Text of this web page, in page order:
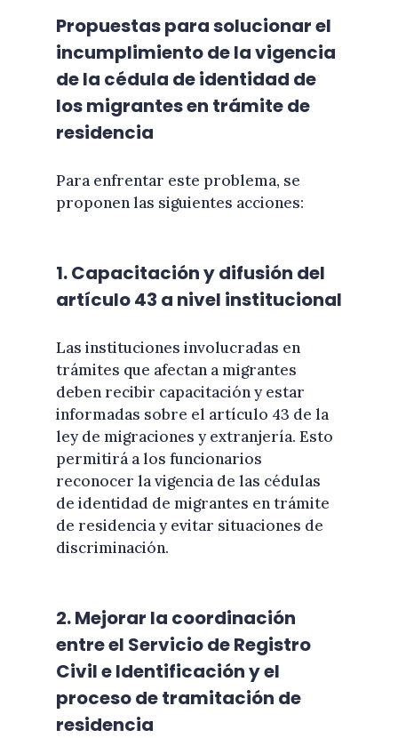
Propuestas para solucionar el
incumplimiento de la vigencia
de la cédula de identidad de
los migrantes en trámite de
residencia
Para enfrentar este problema, se
proponen las siguientes acciones:
1. Capacitación y difusión del
artículo 43 a nivel institucional
Las instituciones involucradas en
trámites que afectan a migrantes
deben recibir capacitación y estar
informadas sobre el artículo 43 de la
ley de migraciones y extranjería. Esto
permitirá a los funcionarios
reconocer la vigencia de las cédulas
de identidad de migrantes en trámite
de residencia y evitar situaciones de
discriminación.
2. Mejorar la coordinación
entre el Servicio de Registro
Civil e Identificación y el
proceso de tramitación de
residencia